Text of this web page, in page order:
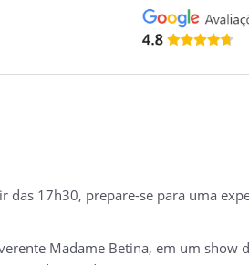
das 17h30, prepare-se para uma
Madame Betina, em um